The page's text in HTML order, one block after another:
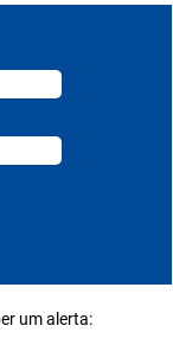
um alerta: